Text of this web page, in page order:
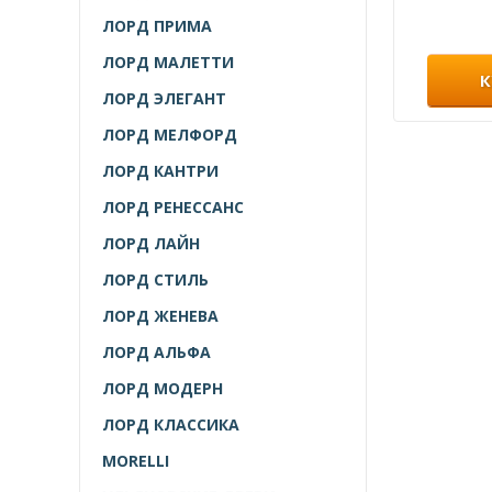
ЛОРД ПРИМА
ЛОРД МАЛЕТТИ
ЛОРД ЭЛЕГАНТ
ЛОРД МЕЛФОРД
ЛОРД КАНТРИ
ЛОРД РЕНЕССАНС
ЛОРД ЛАЙН
ЛОРД СТИЛЬ
ЛОРД ЖЕНЕВА
ЛОРД АЛЬФА
ЛОРД МОДЕРН
ЛОРД КЛАССИКА
MORELLI